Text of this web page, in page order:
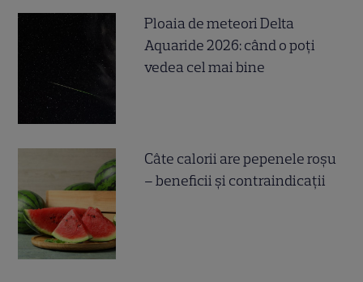
Ploaia de meteori Delta
Aquaride 2026: când o poți
vedea cel mai bine
Câte calorii are pepenele roșu
– beneficii și contraindicații